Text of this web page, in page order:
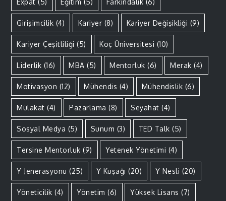
Girişimcilik (4) Kariyer (8) Kariyer Değişikliği (9)
Kariyer Çeşitliliği (5) Koç Üniversitesi (10)
Liderlik (16) MBA (5) Mentorluk (6) Merak (4)
Motivasyon (12) Mühendis (4) Mühendislik (6)
Mülakat (4) Pazarlama (8) Seyahat (4)
Sosyal Medya (5) Sunum (3) TED Talk (5)
Tersine Mentorluk (9) Yetenek Yönetimi (4)
Y Jenerasyonu (25) Y Kuşağı (20) Y Nesli (20)
Yöneticilik (4) Yönetim (6) Yüksek Lisans (7)